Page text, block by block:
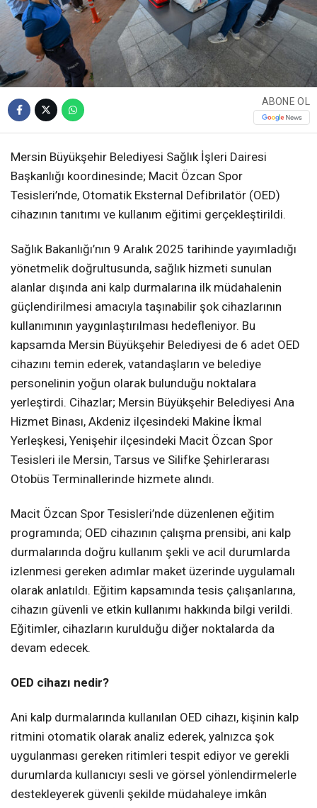
ABONE OL
Mersin Büyükşehir Belediyesi Sağlık İşleri Dairesi
Başkanlığı koordinesinde; Macit Özcan Spor
Tesisleri’nde, Otomatik Eksternal Defibrilatör (OED)
cihazının tanıtımı ve kullanım eğitimi gerçekleştirildi.
Sağlık Bakanlığı’nın 9 Aralık 2025 tarihinde yayımladığı
yönetmelik doğrultusunda, sağlık hizmeti sunulan
alanlar dışında ani kalp durmalarına ilk müdahalenin
güçlendirilmesi amacıyla taşınabilir şok cihazlarının
kullanımının yaygınlaştırılması hedefleniyor. Bu
kapsamda Mersin Büyükşehir Belediyesi de 6 adet OED
cihazını temin ederek, vatandaşların ve belediye
personelinin yoğun olarak bulunduğu noktalara
yerleştirdi. Cihazlar; Mersin Büyükşehir Belediyesi Ana
Hizmet Binası, Akdeniz ilçesindeki Makine İkmal
Yerleşkesi, Yenişehir ilçesindeki Macit Özcan Spor
Tesisleri ile Mersin, Tarsus ve Silifke Şehirlerarası
Otobüs Terminallerinde hizmete alındı.
Macit Özcan Spor Tesisleri’nde düzenlenen eğitim
programında; OED cihazının çalışma prensibi, ani kalp
durmalarında doğru kullanım şekli ve acil durumlarda
izlenmesi gereken adımlar maket üzerinde uygulamalı
olarak anlatıldı. Eğitim kapsamında tesis çalışanlarına,
cihazın güvenli ve etkin kullanımı hakkında bilgi verildi.
Eğitimler, cihazların kurulduğu diğer noktalarda da
devam edecek.
OED cihazı nedir?
Ani kalp durmalarında kullanılan OED cihazı, kişinin kalp
ritmini otomatik olarak analiz ederek, yalnızca şok
uygulanması gereken ritimleri tespit ediyor ve gerekli
durumlarda kullanıcıyı sesli ve görsel yönlendirmelerle
destekleyerek güvenli şekilde müdahaleye imkân